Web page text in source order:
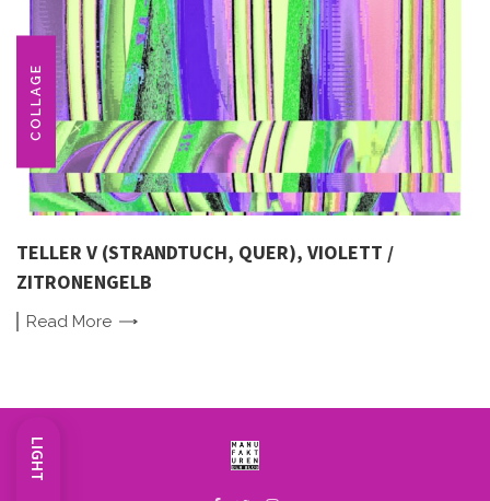
LIGHT
COLLAGE
TELLER V (STRANDTUCH, QUER), VIOLETT /
ZITRONENGELB
Read More